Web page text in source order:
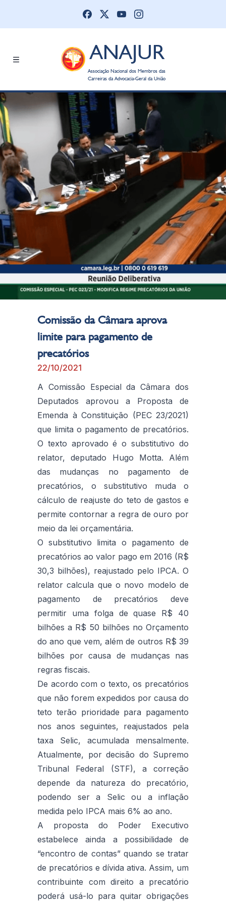
ANAJUR
Associação Nacional dos Membros das
Carreiras da Advocacia-Geral da União
Comissão da Câmara aprova
limite para pagamento de
precatórios
22/10/2021
A Comissão Especial da Câmara dos
Deputados aprovou a Proposta de
Emenda à Constituição (PEC 23/2021)
que limita o pagamento de precatórios.
O texto aprovado é o substitutivo do
relator, deputado Hugo Motta. Além
das mudanças no pagamento de
precatórios, o substitutivo muda o
cálculo de reajuste do teto de gastos e
permite contornar a regra de ouro por
meio da lei orçamentária.
O substitutivo limita o pagamento de
precatórios ao valor pago em 2016 (R$
30,3 bilhões), reajustado pelo IPCA. O
relator calcula que o novo modelo de
pagamento de precatórios deve
permitir uma folga de quase R$ 40
bilhões a R$ 50 bilhões no Orçamento
do ano que vem, além de outros R$ 39
bilhões por causa de mudanças nas
regras fiscais.
De acordo com o texto, os precatórios
que não forem expedidos por causa do
teto terão prioridade para pagamento
nos anos seguintes, reajustados pela
taxa Selic, acumulada mensalmente.
Atualmente, por decisão do Supremo
Tribunal Federal (STF), a correção
depende da natureza do precatório,
podendo ser a Selic ou a inflação
medida pelo IPCA mais 6% ao ano.
A proposta do Poder Executivo
estabelece ainda a possibilidade de
“encontro de contas” quando se tratar
de precatórios e dívida ativa. Assim, um
contribuinte com direito a precatório
poderá usá-lo para quitar obrigações